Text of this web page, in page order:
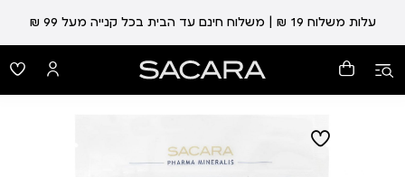
עלות משלוח 19 ₪ | משלוח חינם עד הבית בכל קנייה מעל 99 ₪